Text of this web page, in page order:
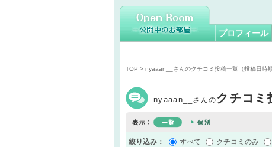
プロフィール
TOP > nyaaan__さんのクチコミ投稿一覧（投稿日時順
nyaaan__ さんのクチコミ
絞り込み： すべて クチコミのみ